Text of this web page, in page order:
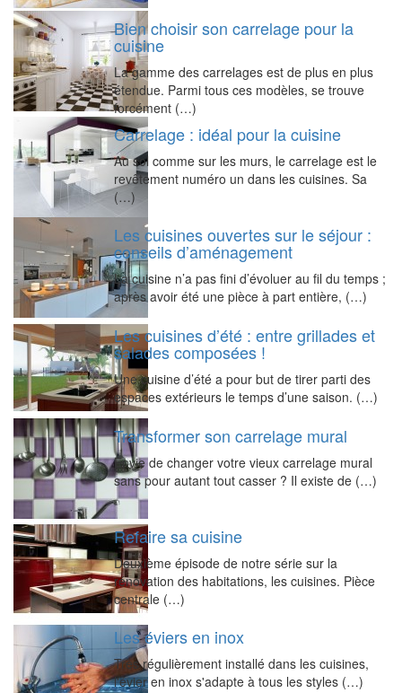
Bien choisir son carrelage pour la
cuisine
La gamme des carrelages est de plus en plus
étendue. Parmi tous ces modèles, se trouve
forcément (…)
Carrelage : idéal pour la cuisine
Au sol comme sur les murs, le carrelage est le
revêtement numéro un dans les cuisines. Sa
(…)
Les cuisines ouvertes sur le séjour :
conseils d’aménagement
La cuisine n’a pas fini d’évoluer au fil du temps ;
après avoir été une pièce à part entière, (…)
Les cuisines d’été : entre grillades et
salades composées !
Une cuisine d’été a pour but de tirer parti des
espaces extérieurs le temps d’une saison. (…)
Transformer son carrelage mural
Envie de changer votre vieux carrelage mural
sans pour autant tout casser ? Il existe de (…)
Refaire sa cuisine
Deuxième épisode de notre série sur la
rénovation des habitations, les cuisines. Pièce
centrale (…)
Les éviers en inox
Très régulièrement installé dans les cuisines,
l'évier en inox s'adapte à tous les styles (…)